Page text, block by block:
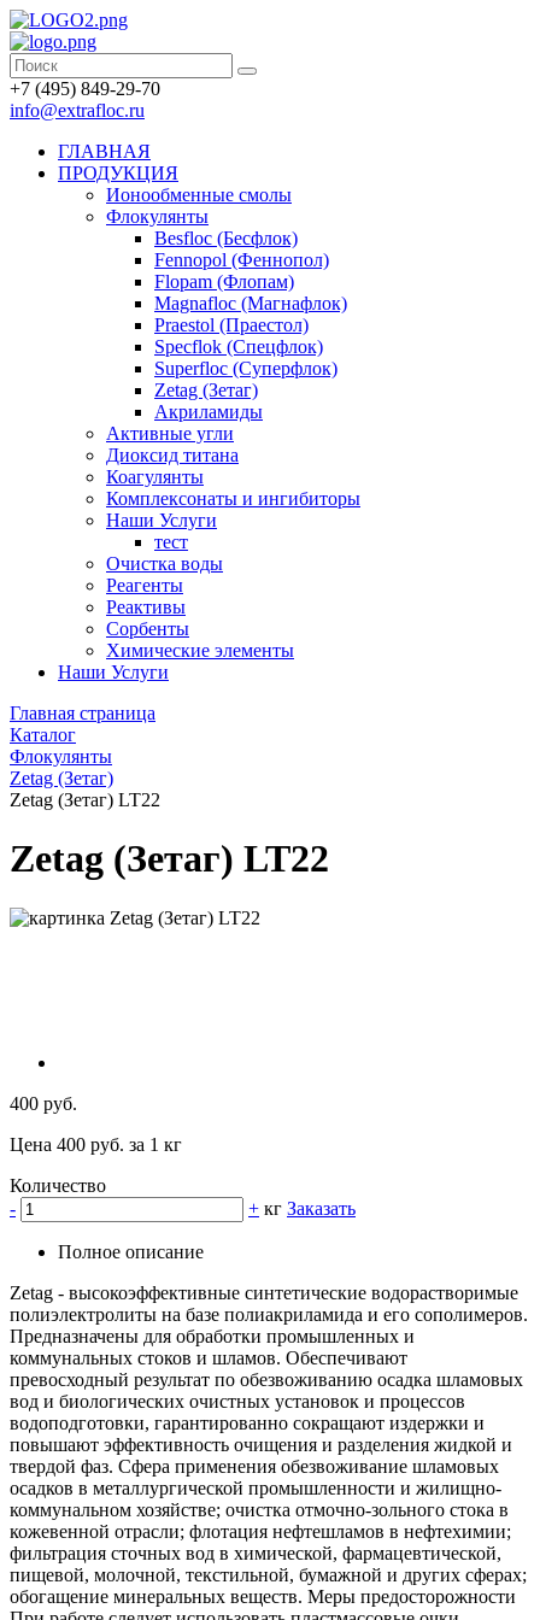
+7 (495) 849-29-70
info@extrafloc.ru
ГЛАВНАЯ
ПРОДУКЦИЯ
Ионообменные смолы
Флокулянты
Besfloc (Бесфлок)
Fennopol (Феннопол)
Flopam (Флопам)
Magnafloc (Магнафлок)
Praestol (Праестол)
Specflok (Спецфлок)
Superfloc (Суперфлок)
Zetag (Зетаг)
Акриламиды
Активные угли
Диоксид титана
Коагулянты
Комплексонаты и ингибиторы
Наши Услуги
тест
Очистка воды
Реагенты
Реактивы
Сорбенты
Химические элементы
Наши Услуги
Главная страница
Каталог
Флокулянты
Zetag (Зетаг)
Zetag (Зетаг) LT22
Zetag (Зетаг) LT22
400 руб.
Цена 400 руб. за 1 кг
Количество
-
+ кг Заказать
Полное описание
Zetag - высокоэффективные синтетические водорастворимые
полиэлектролиты на базе полиакриламида и его сополимеров.
Предназначены для обработки промышленных и
коммунальных стоков и шламов. Обеспечивают
превосходный результат по обезвоживанию осадка шламовых
вод и биологических очистных установок и процессов
водоподготовки, гарантированно сокращают издержки и
повышают эффективность очищения и разделения жидкой и
твердой фаз. Сфера применения обезвоживание шламовых
осадков в металлургической промышленности и жилищно-
коммунальном хозяйстве; очистка отмочно-зольного стока в
кожевенной отрасли; флотация нефтешламов в нефтехимии;
фильтрация сточных вод в химической, фармацевтической,
пищевой, молочной, текстильной, бумажной и других сферах;
обогащение минеральных веществ. Меры предосторожности